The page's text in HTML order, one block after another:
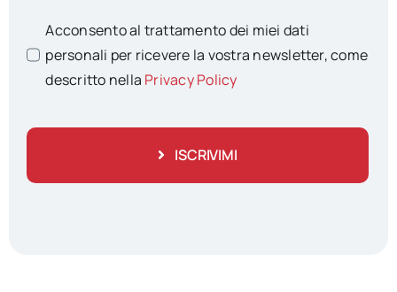
Acconsento al trattamento dei miei dati
personali per ricevere la vostra newsletter, come
descritto nella Privacy Policy
ISCRIVIMI